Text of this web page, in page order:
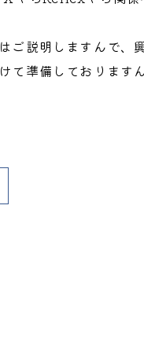
ご説明しますんで、
て準備しております